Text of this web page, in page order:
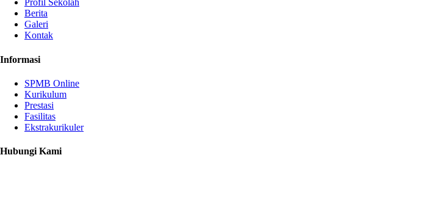
Profil Sekolah
Berita
Galeri
Kontak
Informasi
SPMB Online
Kurikulum
Prestasi
Fasilitas
Ekstrakurikuler
Hubungi Kami